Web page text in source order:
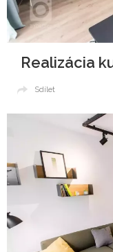
Realizácia
Sdílet